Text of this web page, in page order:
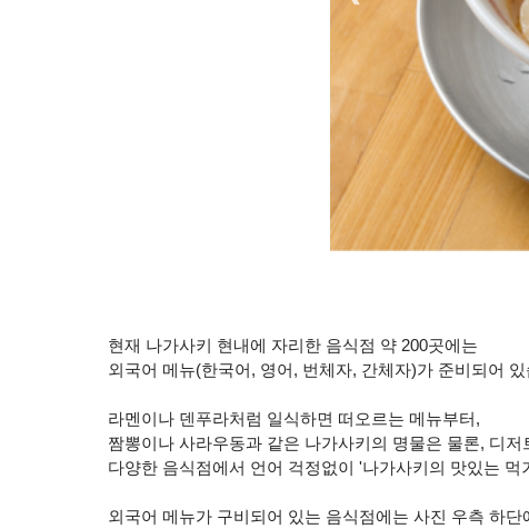
현재 나가사키 현내에 자리한 음식점 약 200곳에는
외국어 메뉴(한국어, 영어, 번체자, 간체자)가 준비되어 있
라멘이나 덴푸라처럼 일식하면 떠오르는 메뉴부터,
짬뽕이나 사라우동과 같은 나가사키의 명물은 물론, 디저
다양한 음식점에서 언어 걱정없이 '나가사키의 맛있는
외국어 메뉴가 구비되어 있는 음식점에는 사진 우측 하